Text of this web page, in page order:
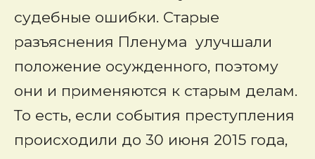
судебные ошибки. Старые
разъяснения Пленума улучшали
положение осужденного, поэтому
они и применяются к старым делам.
То есть, если события преступления
происходили до 30 июня 2015 года,